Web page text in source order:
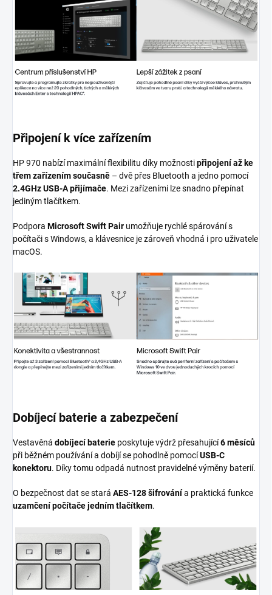
Připojení k více zařízením
HP 970 nabízí maximální flexibilitu díky možnostipřipojení až ke
třem zařízením současně – dvě přes Bluetooth a jedno pomocí
2.4GHz USB-A přijímače. Mezi zařízeními lze snadno přepínat
jediným tlačítkem.
Podpora Microsoft Swift Pair umožňuje rychlé spárování s
počítači s Windows, a klávesnice je zároveň vhodná i pro uživatele
macOS.
Dobíjecí baterie a zabezpečení
Vestavěná dobíjecí baterie poskytuje výdrž přesahující6 měsíců
při běžném používání a dobíjí se pohodlně pomocíUSB-C
konektoru. Díky tomu odpadá nutnost pravidelné výměny baterií.
O bezpečnost dat se stará AES-128 šifrovánía praktická funkce
uzamčení počítače jedním tlačítkem.